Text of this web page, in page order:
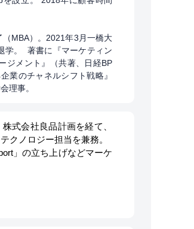
MBA）。2021年3月一橋大
学。 著書に『マーケティン
ジメント』（共著、日経BP
業のチャネルシフト戦略』
理事。
式会社良品計画を経て、
クノロジー担当を兼務。
」の立ち上げなどマーケ